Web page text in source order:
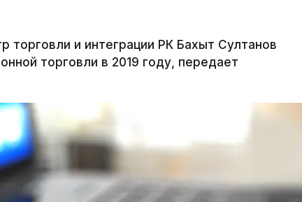
и интеграции РК Бахыт Султанов
торговли в 2019 году, передает